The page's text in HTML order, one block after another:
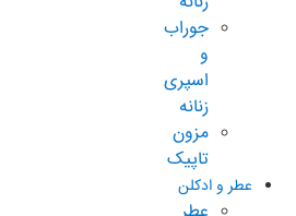
جوراب
و
اسپری
زنانه
مزون
تاپیک
عطر و ادکلن